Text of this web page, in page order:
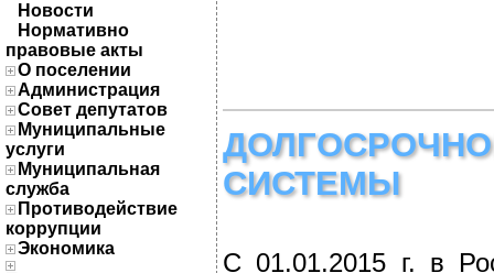
Новости
Нормативно
правовые акты
О поселении
Администрация
Совет депутатов
Муниципальные
услуги
Муниципальная
служба
Противодействие
коррупции
Экономика
СИСТЕМЫ
С 01.01.2015 г. в